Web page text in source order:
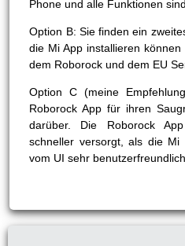
Phone und alle Funktionen
Option B: Sie finden ein
die Mi App installieren
dem Roborock und dem EU
Option C (meine
Roborock App für ihren
darüber. Die Roborock
schneller versorgt, als die
vom UI sehr